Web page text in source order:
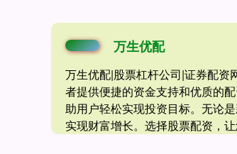
万生优配
万生优配|股票杠杆公司|证券配资
者提供便捷的资金支持和优质的
助用户轻松实现投资目标。无论
实现财富增长。选择股票配资，